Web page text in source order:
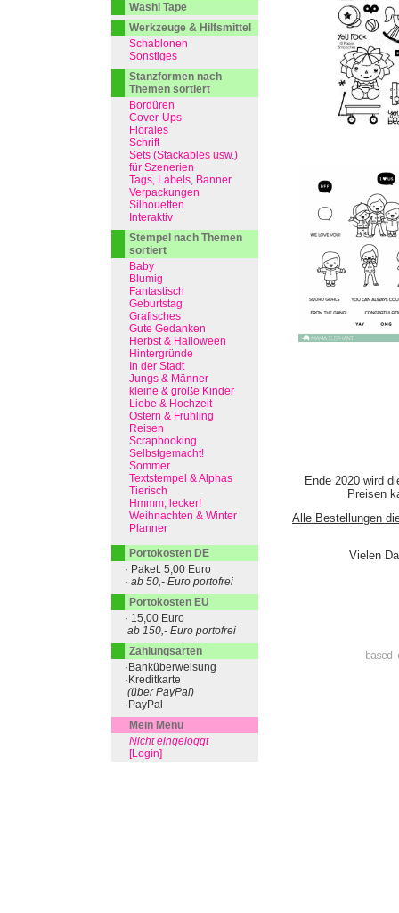
Ende 2020 wird
Preisen
Alle Bestellungen
Vielen
Washi Tape
Werkzeuge & Hilfsmittel
Schablonen
Sonstiges
Stanzformen nach
Themen sortiert
Bordüren
Cover-Ups
Florales
Schrift
Sets (Stackables usw.)
für Szenerien
Tags, Labels, Banner
Verpackungen
Silhouetten
Interaktiv
Stempel nach Themen
sortiert
Baby
Blumig
Fantastisch
Geburtstag
Grafisches
Gute Gedanken
Herbst & Halloween
Hintergründe
In der Stadt
Jungs & Männer
kleine & große Kinder
Liebe & Hochzeit
Ostern & Frühling
Reisen
Scrapbooking
Selbstgemacht!
Sommer
Textstempel & Alphas
Tierisch
Hmmm, lecker!
Weihnachten & Winter
Planner
Portokosten DE
· Paket: 5,00 Euro
· ab 50,- Euro portofrei
Portokosten EU
· 15,00 Euro
ab 150,- Euro portofrei
Zahlungsarten
·Banküberweisung
·Kreditkarte
(über PayPal)
·PayPal
Mein Menu
Nicht eingeloggt
[Login]